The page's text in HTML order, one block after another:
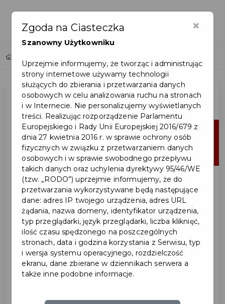
06
×
Zgoda na Ciasteczka
Szanowny Użytkowniku
Uprzejmie informujemy, że tworząc i administrując
strony internetowe używamy technologii
służących do zbierania i przetwarzania danych
osobowych w celu analizowania ruchu na stronach
i w Internecie. Nie personalizujemy wyświetlanych
treści. Realizując rozporządzenie Parlamentu
Europejskiego i Rady Unii Europejskiej 2016/679 z
dnia 27 kwietnia 2016 r. w sprawie ochrony osób
fizycznych w związku z przetwarzaniem danych
osobowych i w sprawie swobodnego przepływu
takich danych oraz uchylenia dyrektywy 95/46/WE
(tzw. „RODO”) uprzejmie informujemy, że do
przetwarzania wykorzystywane będą następujące
dane: adres IP twojego urządzenia, adres URL
żądania, nazwa domeny, identyfikator urządzenia,
typ przeglądarki, język przeglądarki, liczba kliknięć,
ilość czasu spędzonego na poszczególnych
stronach, data i godzina korzystania z Serwisu, typ
i wersja systemu operacyjnego, rozdzielczość
ekranu, dane zbierane w dziennikach serwera a
także inne podobne informacje.